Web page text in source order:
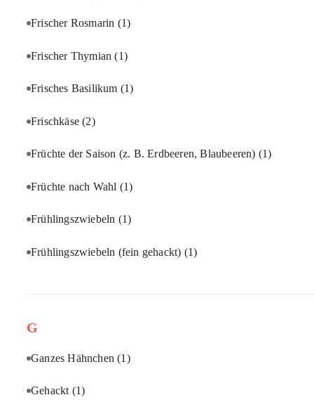
Frischer Rosmarin (1)
Frischer Thymian(1)
Frisches Basilikum (1)
Frischkäse(2)
Früchte der Saison (z. B. Erdbeeren, Blaubeeren) (1)
Früchte nach Wahl (1)
Frühlingszwiebeln (1)
Frühlingszwiebeln (fein gehackt) (1)
G
Ganzes Hähnchen(1)
Gehackt (1)